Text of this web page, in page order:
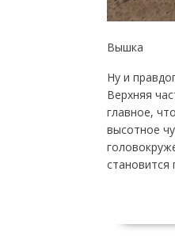
Вышка
Ну и
Верхняя
главное,
высотное
становится